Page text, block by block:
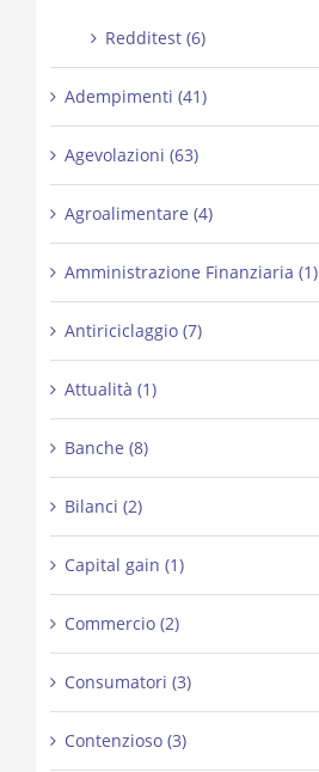
Redditest (6)
Adempimenti (41)
Agevolazioni (63)
Agroalimentare (4)
Amministrazione Finanziaria (1)
Antiriciclaggio (7)
Attualità (1)
Banche (8)
Bilanci (2)
Capital gain (1)
Commercio (2)
Consumatori (3)
Contenzioso (3)